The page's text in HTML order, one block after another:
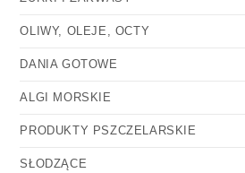
OLIWY, OLEJE, OCTY
DANIA GOTOWE
ALGI MORSKIE
PRODUKTY PSZCZELARSKIE
SŁODZĄCE